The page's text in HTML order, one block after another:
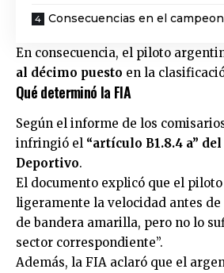
Consecuencias en el
En consecuencia, el piloto
al décimo puesto en la
Qué determinó la FIA
Según el informe de los
infringió el “artículo B1.8.4 a”
Deportivo.
El documento explicó que el
ligeramente la velocidad antes de
de bandera amarilla, pero no lo
sector correspondiente”.
Además, la FIA aclaró que el